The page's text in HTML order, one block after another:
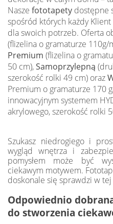
Nasze fototapety dostępne
spośród których każdy
dla swoich potrzeb. Oferta
(flizelina o gramaturze 110g/
Premium (flizelina o
50 cm),Samoprzylepną
szerokość rolki 49 cm) oraz
Premium o gramaturze 170
innowacyjnym systemem
akrylowego, szerokość rolki
Szukasz niedrogiego i
wygląd wnętrza i
pomysłem może być
ciekawym motywem.
doskonale się sprawdzi w
Odpowiednio
do stworzenia